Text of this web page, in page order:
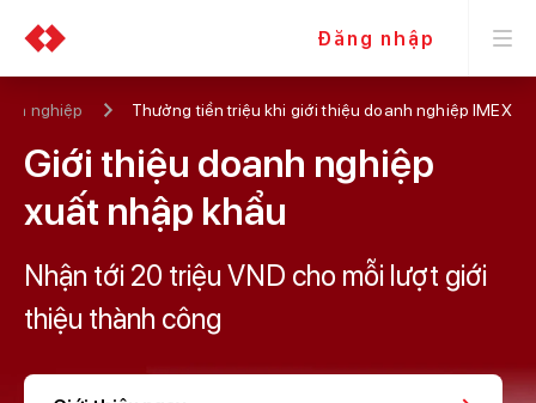
Đăng nhập
nghiệp Thưởng tiền triệu khi giới thiệu doanh nghiệp IMEX
Giới thiệu doanh nghiệp
xuất nhập khẩu
Nhận tới 20 triệu VND cho mỗi lượt giới
thiệu thành công